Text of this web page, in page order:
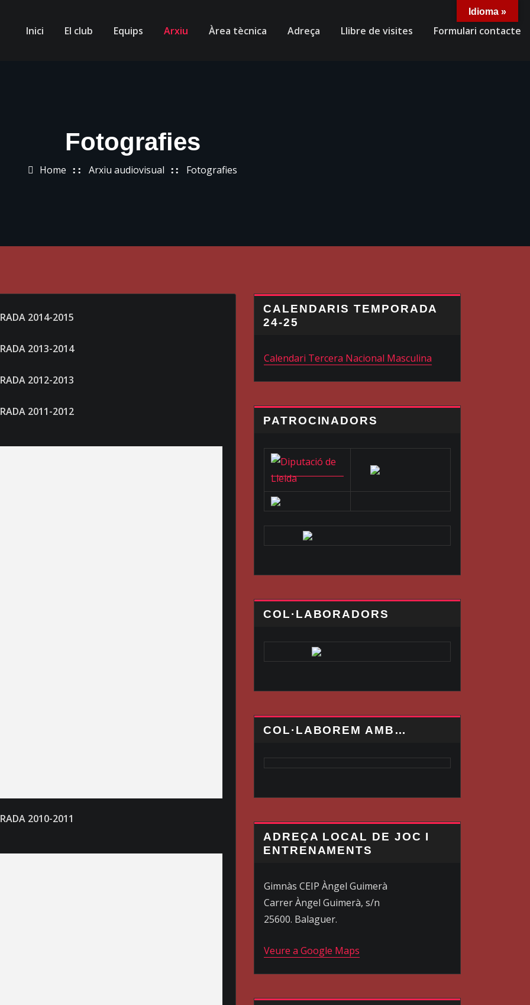
Inici El club Equips Arxiu Àrea tècnica Adreça Llibre de visites Formulari contacte
Fotografies
Home Arxiu audiovisual Fotografies
2014-2015
2013-2014
2012-2013
2011-2012
2010-2011
CALENDARIS TEMPORADA
24-25
Calendari Tercera Nacional Masculina
PATROCINADORS
COL·LABORADORS
COL·LABOREM AMB…
ADREÇA LOCAL DE JOC I
ENTRENAMENTS
Gimnàs CEIP Àngel Guimerà
Carrer Àngel Guimerà, s/n
25600. Balaguer.
Veure a Google Maps
Idioma »